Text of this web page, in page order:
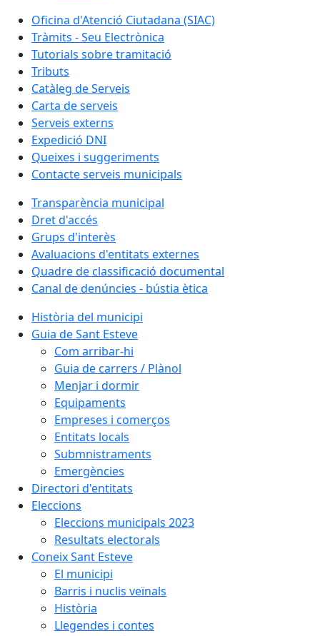
Oficina d'Atenció Ciutadana (SIAC)
Tràmits - Seu Electrònica
Tutorials sobre tramitació
Tributs
Catàleg de Serveis
Carta de serveis
Serveis externs
Expedició DNI
Queixes i suggeriments
Contacte serveis municipals
Transparència municipal
Dret d'accés
Grups d'interès
Avaluacions d'entitats externes
Quadre de classificació documental
Canal de denúncies - bústia ètica
Història del municipi
Guia de Sant Esteve
Com arribar-hi
Guia de carrers / Plànol
Menjar i dormir
Equipaments
Empreses i comerços
Entitats locals
Submnistraments
Emergències
Directori d'entitats
Eleccions
Eleccions municipals 2023
Resultats electorals
Coneix Sant Esteve
El municipi
Barris i nuclis veïnals
Història
Llegendes i contes